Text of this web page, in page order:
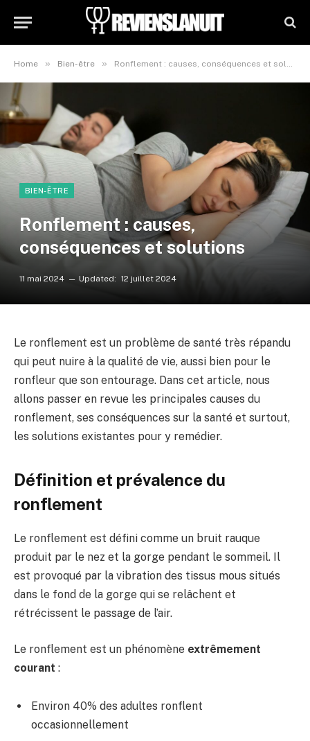
Home » Bien-être » Ronflement : causes, conséquences et solutions
BIEN-ÊTRE
Ronflement : causes,
conséquences et solutions
11 mai 2024 Updated: 12 juillet 2024
Le ronflement est un problème de santé très répandu
qui peut nuire à la qualité de vie, aussi bien pour le
ronfleur que son entourage. Dans cet article, nous
allons passer en revue les principales causes du
ronflement, ses conséquences sur la santé et surtout,
les solutions existantes pour y remédier.
Définition et prévalence du
ronflement
Le ronflement est défini comme un bruit rauque
produit par le nez et la gorge pendant le sommeil. Il
est provoqué par la vibration des tissus mous situés
dans le fond de la gorge qui se relâchent et
rétrécissent le passage de l’air.
Le ronflement est un phénomène extrêmement
courant :
Environ 40% des adultes ronflent
occasionnellement